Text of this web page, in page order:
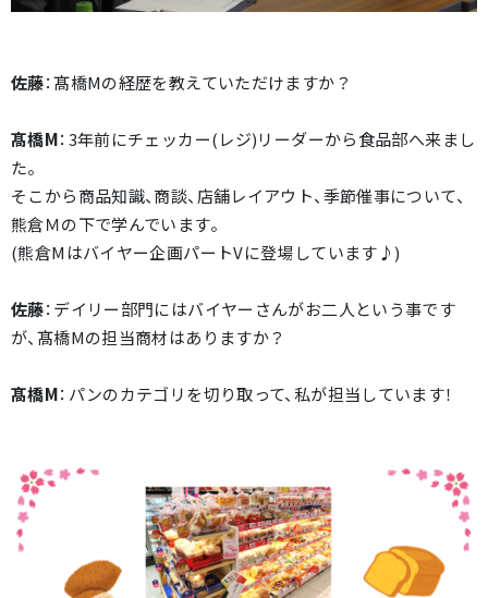
佐藤：髙橋Mの経歴を教えていただけますか？
髙橋M：3年前にチェッカー(レジ)リーダーから食品部へ来まし
た。
そこから商品知識、商談、店舗レイアウト、季節催事について、
熊倉Ｍの下で学んでいます。
(熊倉Mはバイヤー企画パートVに登場しています♪)
佐藤：デイリー部門にはバイヤーさんがお二人という事です
が、髙橋Mの担当商材はありますか？
髙橋M：パンのカテゴリを切り取って、私が担当しています！